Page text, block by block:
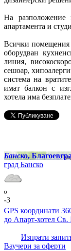
На
апартамента и
Всички помещения
оборудван
линия,
сешоар,
система на
имат балкон с
хотела има
Банско,
град Банско
o
-3
GPS координати
до Апарт-хотел
Изпрати
Ваучери за оферти